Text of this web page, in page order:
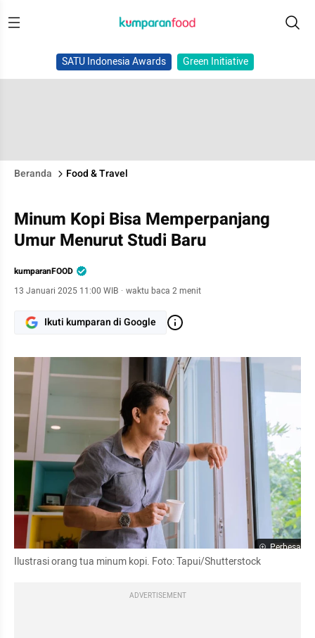
SATU Indonesia Awards Green Initiative
Beranda Food & Travel
Minum Kopi Bisa Memperpanjang
Umur Menurut Studi Baru
kumparanFOOD
13 Januari 2025 11:00 WIB · waktu baca 2 menit
Ikuti kumparan di Google
Perbesar
Ilustrasi orang tua minum kopi. Foto: Tapui/Shutterstock
ADVERTISEMENT